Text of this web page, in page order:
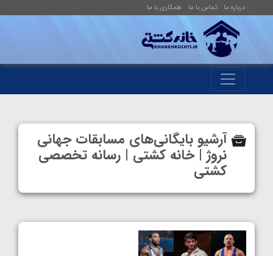
درباره ما تماس با ما همکاری با ما
آرشیو بایگانی‌های مسابقات جهانی
نروژ | خانه کشتی | رسانه تخصصی
کشتی